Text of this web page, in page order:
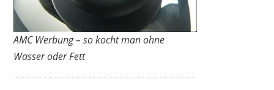
AMC Werbung – so kocht man ohne
Wasser oder Fett